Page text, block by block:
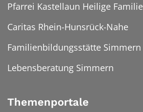
Pfarrei Kastellaun Heilige Familie
Caritas Rhein-Hunsrück-Nahe
Familienbildungsstätte Simmern
Lebensberatung Simmern
Themenportale